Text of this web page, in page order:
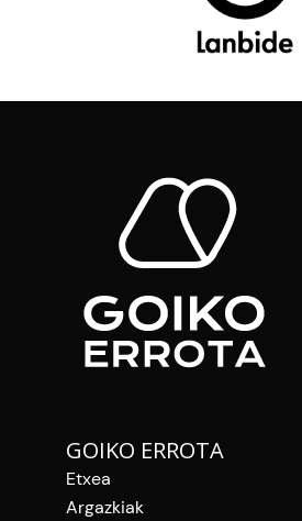
GOIKO ERROTA
Etxea
Argazkiak